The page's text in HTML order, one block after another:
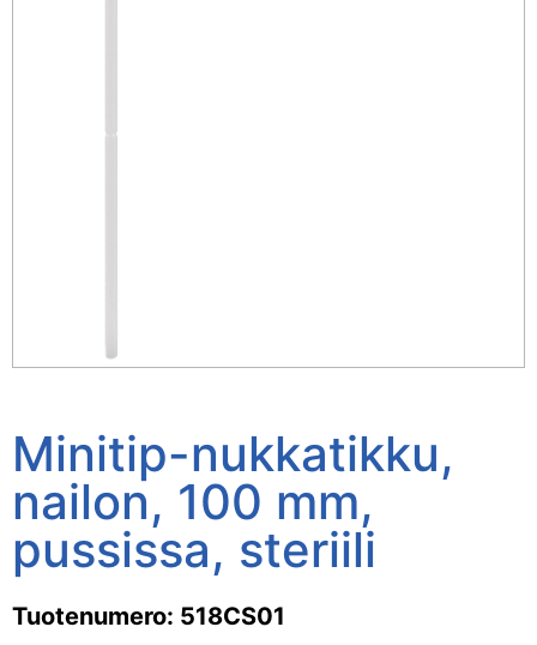
Minitip-nukkatikku,
nailon, 100 mm,
pussissa, steriili
Tuotenumero: 518CS01